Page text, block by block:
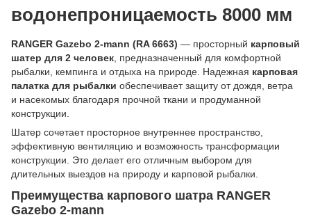
водонепроницаемость 8000 мм
RANGER Gazebo 2-mann (RA 6663) — просторный карповый
шатер для 2 человек , предназначенный для комфортной
рыбалки, кемпинга и отдыха на природе. Надежная карповая
палатка для рыбалки обеспечивает защиту от дождя, ветра
и насекомых благодаря прочной ткани и продуманной
конструкции.
Шатер сочетает просторное внутреннее пространство,
эффективную вентиляцию и возможность трансформации
конструкции. Это делает его отличным выбором для
длительных выездов на природу и карповой рыбалки.
Преимущества карпового шатра RANGER
Gazebo 2-mann